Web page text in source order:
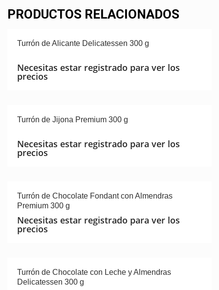
PRODUCTOS RELACIONADOS
Turrón de Alicante Delicatessen 300 g
Necesitas estar registrado para ver los
precios
Turrón de Jijona Premium 300 g
Necesitas estar registrado para ver los
precios
Turrón de Chocolate Fondant con Almendras
Premium 300 g
Necesitas estar registrado para ver los
precios
Turrón de Chocolate con Leche y Almendras
Delicatessen 300 g